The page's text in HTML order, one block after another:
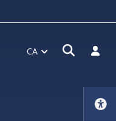
CA Obrir